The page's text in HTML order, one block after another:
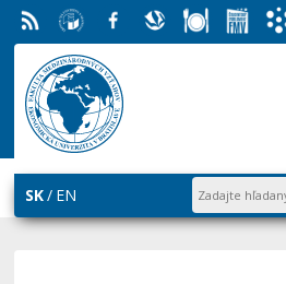
RSS EU v
Bratislave
FacebookSlovenskáStravovanie
SK EN